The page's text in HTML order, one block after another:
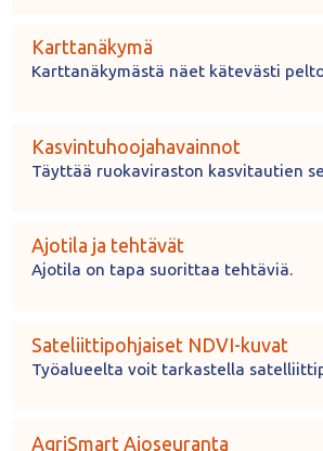
Karttanäkymä
Karttanäkymästä näet kätevästi
Kasvintuhoojahavainnot
Täyttää ruokaviraston kasvitautien
Ajotila ja tehtävät
Ajotila on tapa suorittaa tehtäviä.
Sateliittipohjaiset NDVI-kuvat
Työalueelta voit tarkastella
AgriSmart Ajoseuranta